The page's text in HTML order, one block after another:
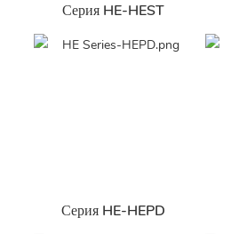
Серия HE-HEST
Серия HE-HEPD